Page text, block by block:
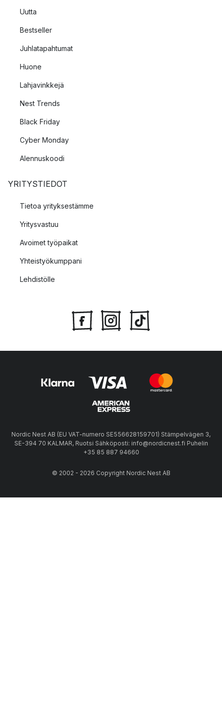
Uutta
Bestseller
Juhlatapahtumat
Huone
Lahjavinkkejä
Nest Trends
Black Friday
Cyber Monday
Alennuskoodi
YRITYSTIEDOT
Tietoa yrityksestämme
Yritysvastuu
Avoimet työpaikat
Yhteistyökumppani
Lehdistölle
Nordic Nest AB (EU VAT-numero SE556628159701) Stämpelvägen 3,
SE-394 70 KALMAR, Ruotsi Sähköposti: info@nordicnest.fi Puhelin
+35 85 887 94660
© 2002 - 2026 Copyright Nordic Nest AB